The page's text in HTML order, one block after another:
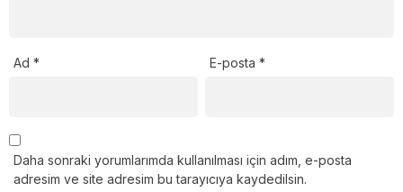
Ad * E-posta*
Daha sonraki yorumlarımda kullanılması için adım, e-posta
adresim ve site adresim bu tarayıcıya kaydedilsin.